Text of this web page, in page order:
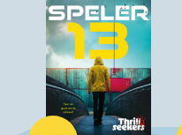
Hardcover